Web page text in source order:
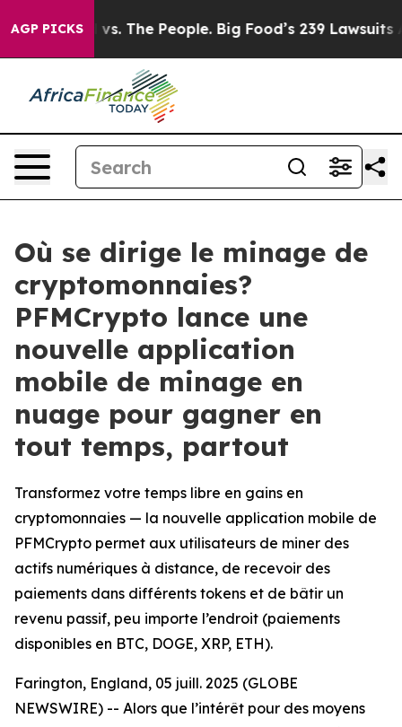
AGP PICKS
vs. The People. Big Food’s 239 Lawsuits
Où se dirige le minage de
cryptomonnaies?
PFMCrypto lance une
nouvelle application
mobile de minage en
nuage pour gagner en
tout temps, partout
Transformez votre temps libre en gains en
cryptomonnaies — la nouvelle application mobile de
PFMCrypto permet aux utilisateurs de miner des
actifs numériques à distance, de recevoir des
paiements dans différents tokens et de bâtir un
revenu passif, peu importe l’endroit (paiements
disponibles en BTC, DOGE, XRP, ETH).
Farington, England, 05 juill. 2025 (GLOBE
NEWSWIRE) -- Alors que l’intérêt pour des moyens